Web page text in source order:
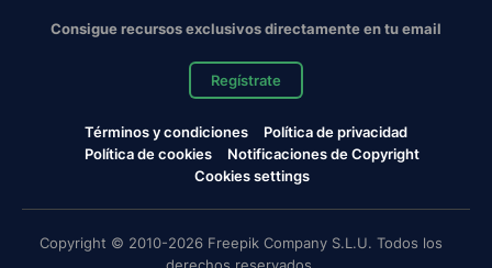
Consigue recursos exclusivos directamente en tu email
Regístrate
Términos y condiciones
Política de privacidad
Política de cookies
Notificaciones de Copyright
Cookies settings
Copyright © 2010-2026 Freepik Company S.L.U. Todos los